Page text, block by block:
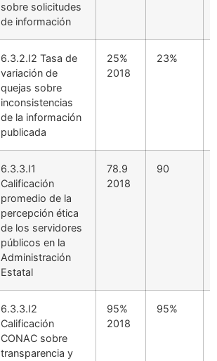
sobre solicitudes
de información
6.3.2.I2 Tasa de
variación de
quejas sobre
inconsistencias
de la información
publicada
25%
2018
23%
6.3.3.I1
Calificación
promedio de la
percepción ética
de los servidores
públicos en la
Administración
Estatal
78.9
2018
90
6.3.3.I2
Calificación
CONAC sobre
transparencia y
95%
2018
95%